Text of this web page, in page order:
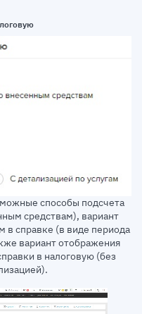
способы подсчета
средствам), вариант
в справке (в виде периода
вариант отображения
в налоговую (без